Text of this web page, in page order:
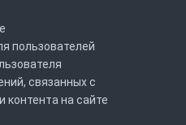
пользователей
связанных с
на сайте